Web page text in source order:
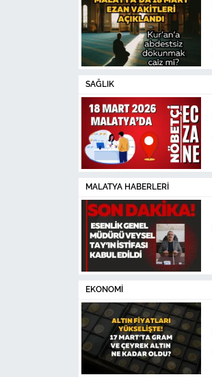
SAĞLIK
MALATYA HABERLERI
EKONOMI